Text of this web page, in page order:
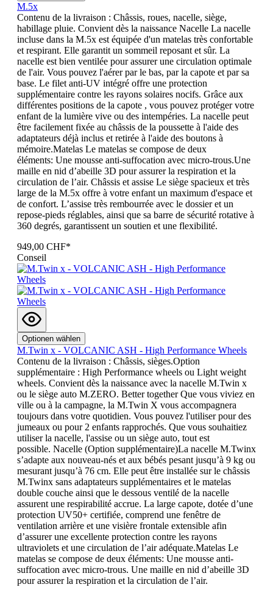
M.5x
Contenu de la livraison : Châssis, roues, nacelle, siège,
habillage pluie. Convient dès la naissance Nacelle La nacelle
incluse dans la M.5x est équipée d'un matelas très confortable
et respirant. Elle garantit un sommeil reposant et sûr. La
nacelle est bien ventilée pour assurer une circulation optimale
de l'air. Vous pouvez l'aérer par le bas, par la capote et par sa
base. Le filet anti-UV intégré offre une protection
supplémentaire contre les rayons solaires nocifs. Grâce aux
différentes positions de la capote , vous pouvez protéger votre
enfant de la lumière vive ou des intempéries. La nacelle peut
être facilement fixée au châssis de la poussette à l'aide des
adaptateurs déjà inclus et retirée à l'aide des boutons à
mémoire.Matelas Le matelas se compose de deux
éléments: Une mousse anti-suffocation avec micro-trous.Une
maille en nid d’abeille 3D pour assurer la respiration et la
circulation de l’air. Châssis et assise Le siège spacieux et très
large de la M.5x offre à votre enfant un maximum d'espace et
de confort. L’assise très rembourrée avec le dossier et un
repose-pieds réglables, ainsi que sa barre de sécurité rotative à
360 degrés, garantissent un soutien et une flexibilité.
949,00 CHF*
Conseil
Optionen wählen
M.Twin x - VOLCANIC ASH - High Performance Wheels
Contenu de la livraison : Châssis, sièges.Option
supplémentaire : High Performance wheels ou Light weight
wheels. Convient dès la naissance avec la nacelle M.Twin x
ou le siège auto M.ZERO. Better together Que vous viviez en
ville ou à la campagne, la M.Twin X vous accompagnera
toujours dans votre quotidien. Vous pouvez l'utiliser pour des
jumeaux ou pour 2 enfants rapprochés. Que vous souhaitiez
utiliser la nacelle, l'assise ou un siège auto, tout est
possible. Nacelle (Option supplémentaire)La nacelle M.Twinx
s’adapte aux nouveau-nés et aux bébés pesant jusqu’à 9 kg ou
mesurant jusqu’à 76 cm. Elle peut être installée sur le châssis
M.Twinx sans adaptateurs supplémentaires et le matelas
double couche ainsi que le dessous ventilé de la nacelle
assurent une respirabilité accrue. La large capote, dotée d’une
protection UV50+ certifiée, comprend une fenêtre de
ventilation arrière et une visière frontale extensible afin
d’assurer une excellente protection contre les rayons
ultraviolets et une circulation de l’air adéquate.Matelas Le
matelas se compose de deux éléments: Une mousse anti-
suffocation avec micro-trous. Une maille en nid d’abeille 3D
pour assurer la respiration et la circulation de l’air.